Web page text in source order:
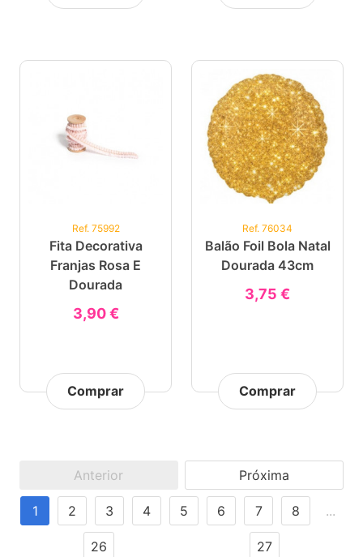
Ref. 75992
Fita Decorativa
Franjas Rosa E
Dourada
3,90 €
Comprar
Ref. 76034
Balão Foil Bola Natal
Dourada 43cm
3,75 €
Comprar
Anterior Próxima
1 2 3 4 5 6 7 8 ...
26 27